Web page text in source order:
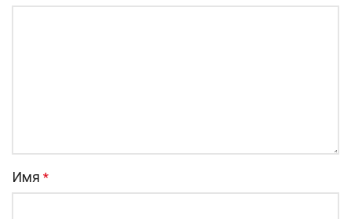
Имя *